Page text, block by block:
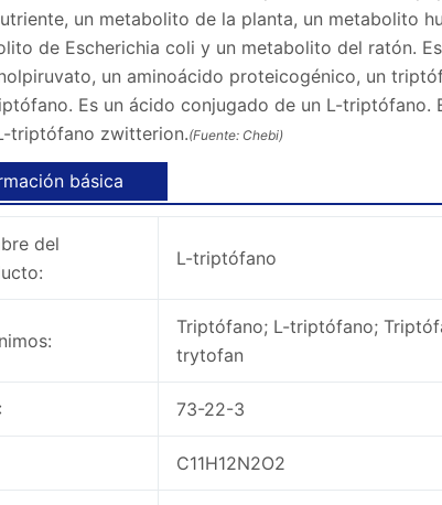
un metabolito de la planta, un metabolito
de Escherichia coli y un metabolito del ratón.
un aminoácido proteicogénico, un
Es un ácido conjugado de un L-
triptófano zwitterion.(Fuente: Chebi)
básica
del
L-triptófano
Triptófano; L-triptófano;
trytofan
73-22-3
C11H12N2O2